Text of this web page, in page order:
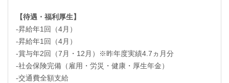
【待遇・福利厚生】
-昇給年1回（4月）
-昇給年1回（4月）
-賞与年2回（7月・12月）※昨年度実績4.7ヵ月分
-社会保険完備（雇用・労災・健康・厚生年金）
-交通費全額支給